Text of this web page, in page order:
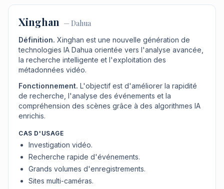
Xinghan — Dahua
Définition. Xinghan est une nouvelle génération de
technologies IA Dahua orientée vers l'analyse avancée,
la recherche intelligente et l'exploitation des
métadonnées vidéo.
Fonctionnement. L'objectif est d'améliorer la rapidité
de recherche, l'analyse des événements et la
compréhension des scènes grâce à des algorithmes IA
enrichis.
CAS D'USAGE
Investigation vidéo.
Recherche rapide d'événements.
Grands volumes d'enregistrements.
Sites multi-caméras.